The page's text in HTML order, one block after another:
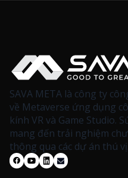
SAVA META là công ty
về Metaverse ứng dụng
kính VR và Game Studio.
mang đến trải nghiệm
thông qua các dự án thú vị.